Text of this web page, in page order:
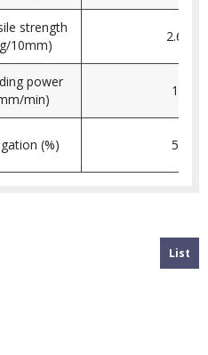
strength
10mm)
2.6 이
power
min)
1 이하
(%) 5 이상
List